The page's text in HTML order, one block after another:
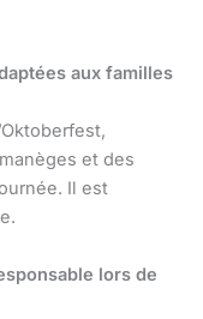
aux familles
et des
Il est
lors de